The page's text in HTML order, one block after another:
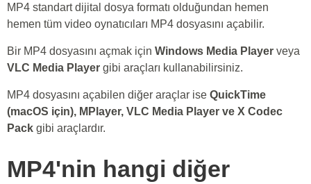
MP4 standart dijital dosya formatı olduğundan hemen
hemen tüm video oynatıcıları MP4 dosyasını açabilir.
Bir MP4 dosyasını açmak için Windows Media Player veya
VLC Media Player gibi araçları kullanabilirsiniz.
MP4 dosyasını açabilen diğer araçlar ise QuickTime
(macOS için), MPlayer, VLC Media Player ve X Codec
Pack gibi araçlardır.
MP4'nin hangi diğer